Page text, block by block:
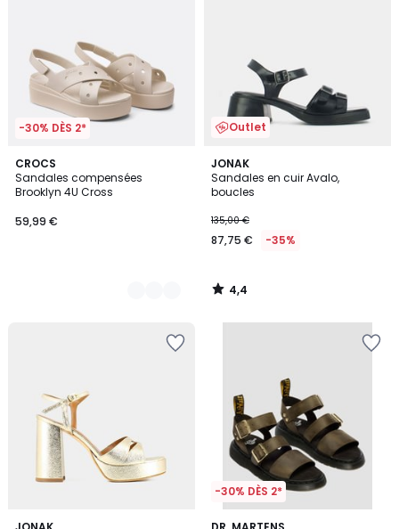
-30% DÈS 2*
CROCS
Sandales compensées
Brooklyn 4U Cross
59,99 €
2
Couleurs
Outlet
JONAK
Sandales en cuir Avalo,
boucles
135,00 €
87,75 € -35%
4,4
/ 5
4,4
/
5
-30% DÈS 2*
4